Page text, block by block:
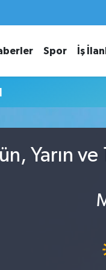
Spor İş
Yarın ve